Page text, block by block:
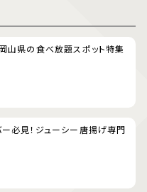
山県の食べ放題スポット特集
必見！ジューシー唐揚げ専門